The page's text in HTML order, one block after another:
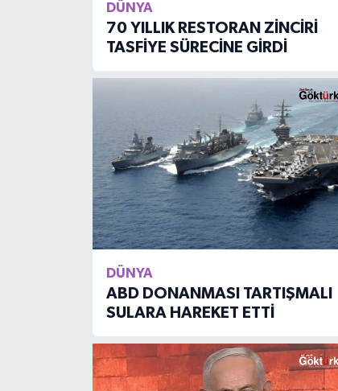
DÜNYA
70 YILLIK RESTORAN ZİNCİRİ
TASFİYE SÜRECİNE GİRDİ
DÜNYA
ABD DONANMASI TARTIŞMALI
SULARA HAREKET ETTİ